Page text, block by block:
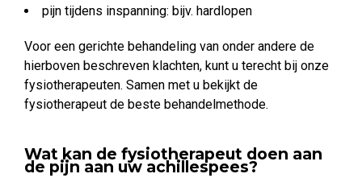
pijn tijdens inspanning: bijv. hardlopen
Voor een gerichte behandeling van onder andere de
hierboven beschreven klachten, kunt u terecht bij onze
fysiotherapeuten. Samen met u bekijkt de
fysiotherapeut de beste behandelmethode.
Wat kan de fysiotherapeut doen aan
de pijn aan uw achillespees?